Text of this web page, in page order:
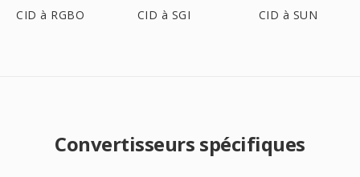
CID à RGBO CID à SGI CID à SUN
Convertisseurs spécifiques